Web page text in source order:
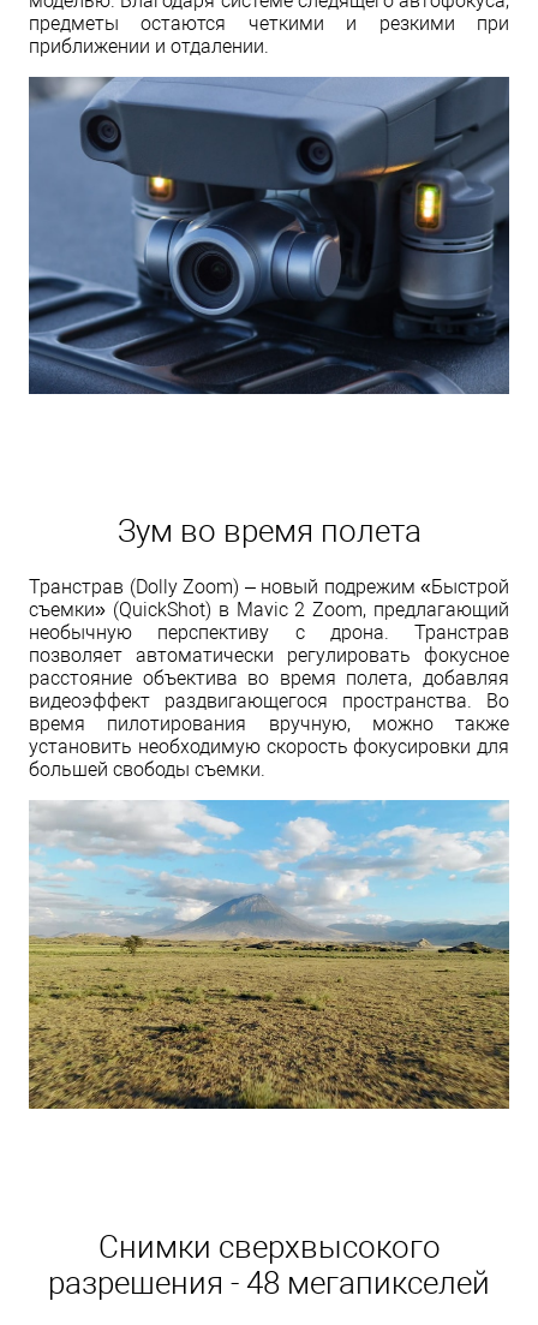
предметы остаются четкими и резкими при
приближении и отдалении.
Зум во время полета
Транстрав (Dolly Zoom) – новый подрежим «Быстрой
съемки» (QuickShot) в Mavic 2 Zoom, предлагающий
необычную перспективу с дрона. Транстрав
позволяет автоматически регулировать фокусное
расстояние объектива во время полета, добавляя
видеоэффект раздвигающегося пространства. Во
время пилотирования вручную, можно также
установить необходимую скорость фокусировки для
большей свободы съемки.
Снимки сверхвысокого
разрешения - 48 мегапикселей